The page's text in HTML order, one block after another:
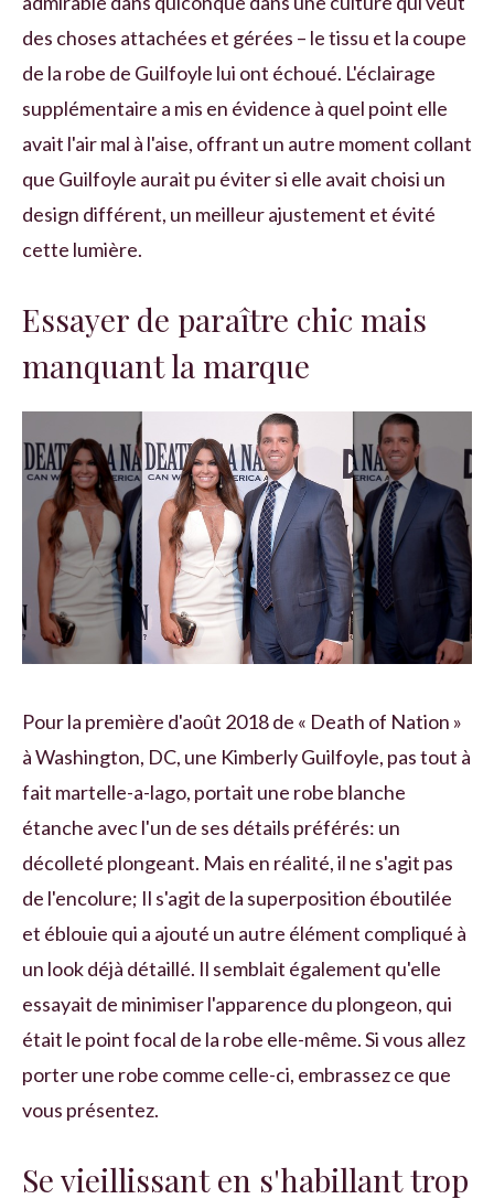
des choses attachées et gérées – le tissu et la coupe
de la robe de Guilfoyle lui ont échoué. L'éclairage
supplémentaire a mis en évidence à quel point elle
avait l'air mal à l'aise, offrant un autre moment collant
que Guilfoyle aurait pu éviter si elle avait choisi un
design différent, un meilleur ajustement et évité
cette lumière.
Essayer de paraître chic mais
manquant la marque
Pour la première d'août 2018 de « Death of Nation »
à Washington, DC, une Kimberly Guilfoyle, pas tout à
fait martelle-a-lago, portait une robe blanche
étanche avec l'un de ses détails préférés: un
décolleté plongeant. Mais en réalité, il ne s'agit pas
de l'encolure; Il s'agit de la superposition éboutilée
et éblouie qui a ajouté un autre élément compliqué à
un look déjà détaillé. Il semblait également qu'elle
essayait de minimiser l'apparence du plongeon, qui
était le point focal de la robe elle-même. Si vous allez
porter une robe comme celle-ci, embrassez ce que
vous présentez.
Se vieillissant en s'habillant trop